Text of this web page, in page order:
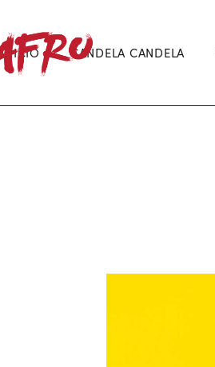
INICIO CANDELA CANDELA